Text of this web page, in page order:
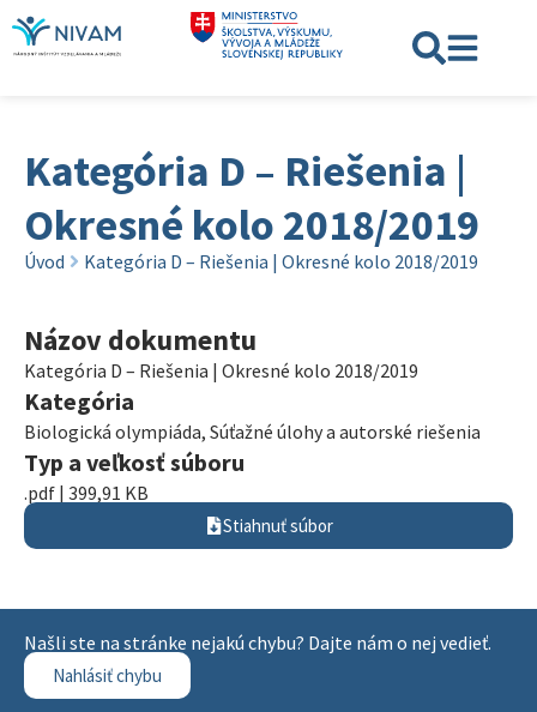
Kategória D – Riešenia |
Okresné kolo 2018/2019
Úvod Kategória D – Riešenia | Okresné kolo 2018/2019
Názov dokumentu
Kategória D – Riešenia | Okresné kolo 2018/2019
Kategória
Biologická olympiáda, Súťažné úlohy a autorské riešenia
Typ a veľkosť súboru
.pdf | 399,91 KB
Stiahnuť súbor
Našli ste na stránke nejakú chybu? Dajte nám o nej vedieť.
Nahlásiť chybu